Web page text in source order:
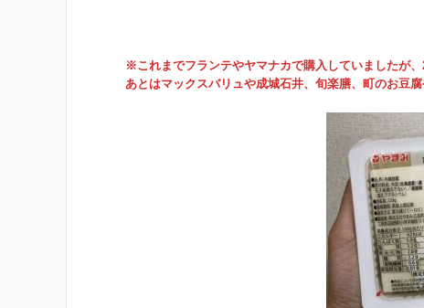
※これまでフランテやヤマナカで購入していましたが
あとはマックスバリュや成城石井、旬楽膳、町のお豆